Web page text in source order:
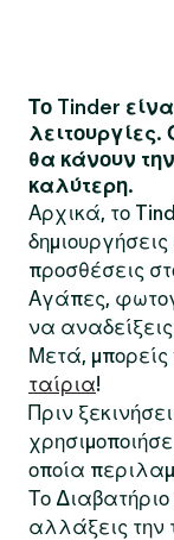
Το Tinder
λειτουργίες.
θα κάνουν
καλύτερη.
Αρχικά, το
προσθέσεις
Αγάπες,
να
Μετά, μπορείς
ταίρια!
Πριν
οποία
Το Διαβατήριο
αλλάξεις την